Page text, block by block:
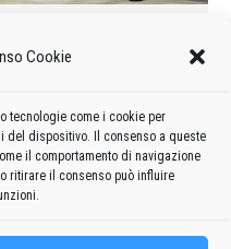
Cookie
tecnologie come i cookie per
del dispositivo. Il consenso a queste
il comportamento di navigazione
ritirare il consenso può influire
e
manifestazioni delle